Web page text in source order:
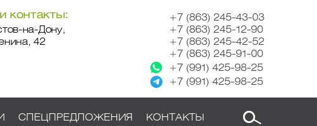
+7 (863) 245-43-03
+7 (863) 245-12-90
+7 (863) 245-42-52
+7 (863) 245-91-00
+7 (991) 425-98-25
+7 (991) 425-98-25
контакты:
на-Дону,
42
СПЕЦПРЕДЛОЖЕНИЯ КОНТАКТЫ